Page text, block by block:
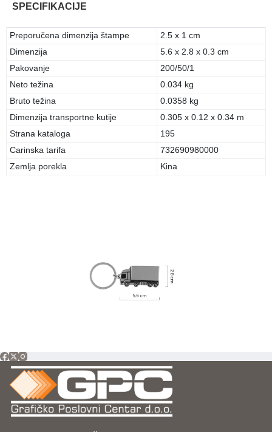
SPECIFIKACIJE
Preporučena dimenzija štampe
2.5 x 1 cm
Dimenzija
5.6 x 2.8 x 0.3 cm
Pakovanje
200/50/1
Neto težina
0.034 kg
Bruto težina
0.0358 kg
Dimenzija transportne kutije
0.305 x 0.12 x 0.34 m
Strana kataloga
195
Carinska tarifa
732690980000
Zemlja porekla
Kina